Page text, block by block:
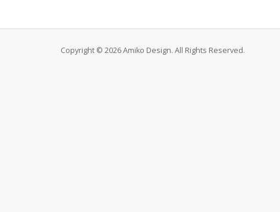
Copyright © 2026 Amiko Design. All Rights Reserved.